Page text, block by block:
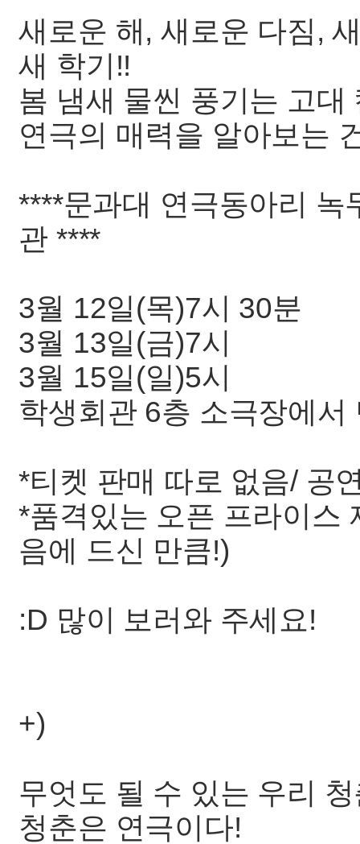
새로운 해, 새로운 다짐,
새 학기!!
봄 냄새 물씬 풍기는 고대
연극의 매력을 알아보는
****문과대 연극동아리
관 ****
3월 12일(목)7시 30분
3월 13일(금)7시
3월 15일(일)5시
학생회관 6층 소극장에서
*티켓 판매 따로 없음/ 공
*품격있는 오픈 프라이스
음에 드신 만큼!)
:D 많이 보러와 주세요!
+)
무엇도 될 수 있는 우리
청춘은 연극이다!